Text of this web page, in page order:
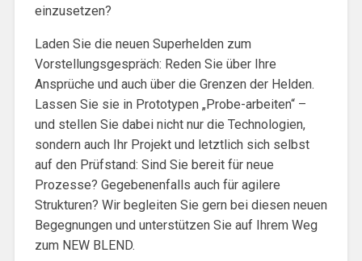
einzusetzen?
Laden Sie die neuen Superhelden zum
Vorstellungsgespräch: Reden Sie über Ihre
Ansprüche und auch über die Grenzen der Helden.
Lassen Sie sie in Prototypen „Probe-arbeiten“ –
und stellen Sie dabei nicht nur die Technologien,
sondern auch Ihr Projekt und letztlich sich selbst
auf den Prüfstand: Sind Sie bereit für neue
Prozesse? Gegebenenfalls auch für agilere
Strukturen? Wir begleiten Sie gern bei diesen neuen
Begegnungen und unterstützen Sie auf Ihrem Weg
zum NEW BLEND.